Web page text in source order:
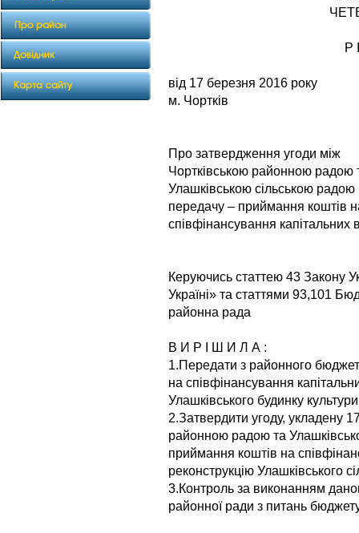
Р
від 17
м. Чортків
Про затвердження угоди між
Чортківською районною радою
Улашківською сільською радою
передачу – приймання коштів
співфінансування капітальних
Керуючись статтею 43 Закону
Україні» та статтями 93,101
районна рада
В И Р І Ш И Л А :
1.Передати з районного
на співфінансування
Улашківського будинку
2.Затвердити угоду, укладену
районною радою та
приймання коштів на
реконструкцію Улашківського
3.Контроль за виконанням
районної ради з питань